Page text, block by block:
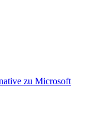
zu Microsoft